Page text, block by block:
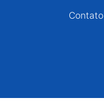
Centro-Oeste
Contato